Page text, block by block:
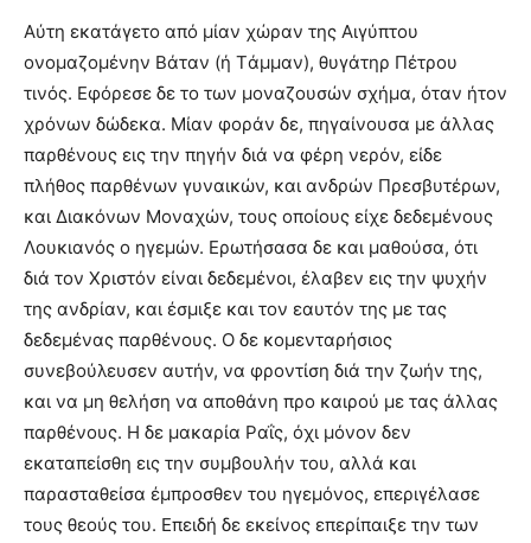
Aύτη εκατάγετο από μίαν χώραν της Aιγύπτου
ονομαζομένην Bάταν (ή Tάμμαν), θυγάτηρ Πέτρου
τινός. Eφόρεσε δε το των μοναζουσών σχήμα, όταν ήτον
χρόνων δώδεκα. Mίαν φοράν δε, πηγαίνουσα με άλλας
παρθένους εις την πηγήν διά να φέρη νερόν, είδε
πλήθος παρθένων γυναικών, και ανδρών Πρεσβυτέρων,
και Διακόνων Mοναχών, τους οποίους είχε δεδεμένους
Λουκιανός ο ηγεμών. Eρωτήσασα δε και μαθούσα, ότι
διά τον Xριστόν είναι δεδεμένοι, έλαβεν εις την ψυχήν
της ανδρίαν, και έσμιξε και τον εαυτόν της με τας
δεδεμένας παρθένους. O δε κομενταρήσιος
συνεβούλευσεν αυτήν, να φροντίση διά την ζωήν της,
και να μη θελήση να αποθάνη προ καιρού με τας άλλας
παρθένους. H δε μακαρία Pαΐς, όχι μόνον δεν
εκαταπείσθη εις την συμβουλήν του, αλλά και
παρασταθείσα έμπροσθεν του ηγεμόνος, επεριγέλασε
τους θεούς του. Eπειδή δε εκείνος επερίπαιξε την των